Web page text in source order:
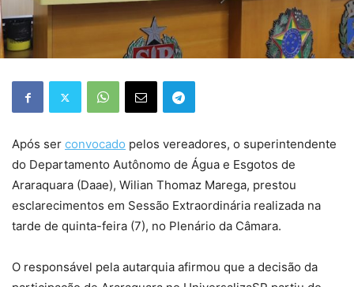
Após ser convocado pelos vereadores, o superintendente
do Departamento Autônomo de Água e Esgotos de
Araraquara (Daae), Wilian Thomaz Marega, prestou
esclarecimentos em Sessão Extraordinária realizada na
tarde de quinta-feira (7), no Plenário da Câmara.
O responsável pela autarquia afirmou que a decisão da